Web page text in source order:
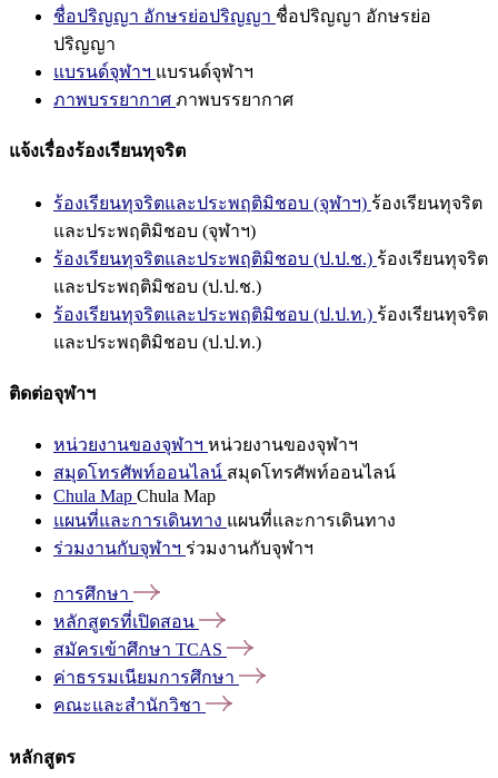
ชื่อปริญญา อักษรย่อปริญญา ชื่อปริญญา อักษรย่อ
ปริญญา
แบรนด์จุฬาฯ แบรนด์จุฬาฯ
ภาพบรรยากาศ ภาพบรรยากาศ
แจ้งเรื่องร้องเรียนทุจริต
ร้องเรียนทุจริตและประพฤติมิชอบ (จุฬาฯ) ร้องเรียนทุจริต
และประพฤติมิชอบ (จุฬาฯ)
ร้องเรียนทุจริตและประพฤติมิชอบ (ป.ป.ช.) ร้องเรียนทุจริต
และประพฤติมิชอบ (ป.ป.ช.)
ร้องเรียนทุจริตและประพฤติมิชอบ (ป.ป.ท.) ร้องเรียนทุจริต
และประพฤติมิชอบ (ป.ป.ท.)
ติดต่อจุฬาฯ
หน่วยงานของจุฬาฯ หน่วยงานของจุฬาฯ
สมุดโทรศัพท์ออนไลน์ สมุดโทรศัพท์ออนไลน์
Chula Map Chula Map
แผนที่และการเดินทาง แผนที่และการเดินทาง
ร่วมงานกับจุฬาฯ ร่วมงานกับจุฬาฯ
การศึกษา
หลักสูตรที่เปิดสอน
สมัครเข้าศึกษา TCAS
ค่าธรรมเนียมการศึกษา
คณะและสำนักวิชา
หลักสูตร